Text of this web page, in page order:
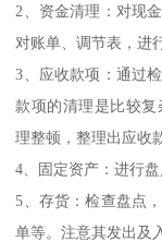
2、资金清理：对现
对账单、调节表，进
3、应收款项：通过
款项的清理是比较
理整顿，整理出应收
4、固定资产：进行
5、存货：检查盘点
单等。注意其发出及